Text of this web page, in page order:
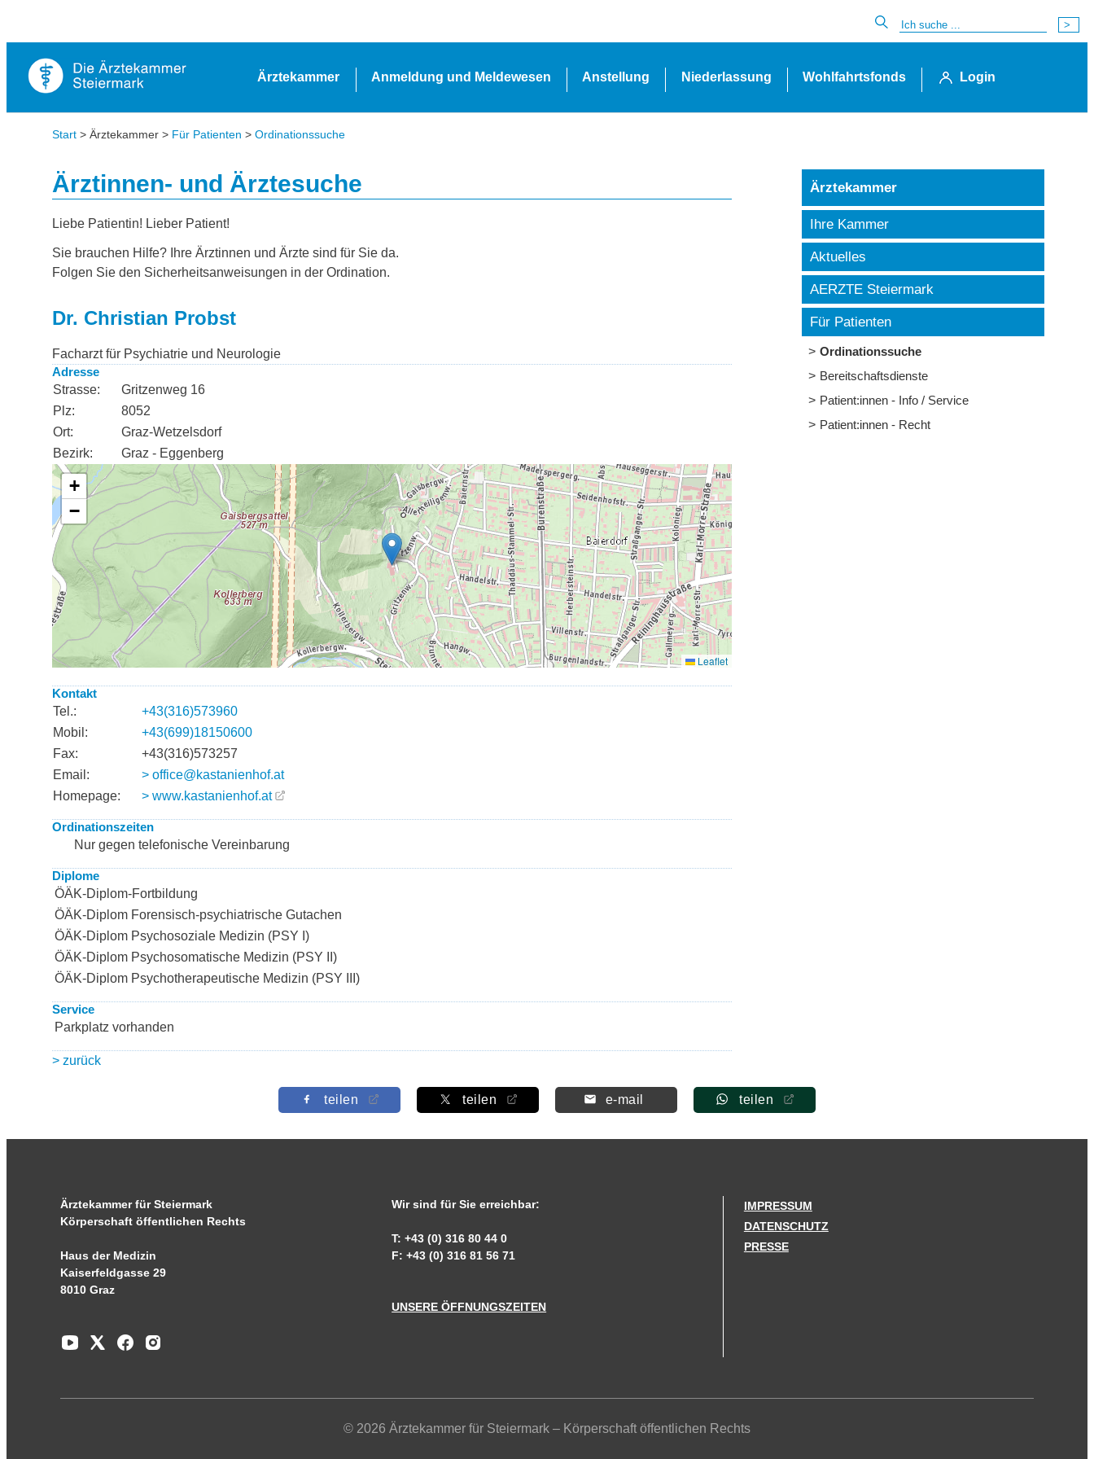
Ärztekammer Anmeldung und Meldewesen Anstellung Niederlassung Wohlfahrtsfonds Login
Start > Ärztekammer > Für Patienten > Ordinationssuche
Ärztinnen- und Ärztesuche
Liebe Patientin! Lieber Patient!
Sie brauchen Hilfe? Ihre Ärztinnen und Ärzte sind für Sie da.
Folgen Sie den Sicherheitsanweisungen in der Ordination.
Dr. Christian Probst
Facharzt für Psychiatrie und Neurologie
Adresse
Strasse:
Gritzenweg 16
Plz:
8052
Ort:
Graz-Wetzelsdorf
Bezirk:
Graz - Eggenberg
Kontakt
Tel.:
+43(316)573960
Mobil:
+43(699)18150600
Fax:
+43(316)573257
Email:
> office@kastanienhof.at
Homepage:
> www.kastanienhof.at
Ordinationszeiten
Nur gegen telefonische Vereinbarung
Diplome
ÖÄK-Diplom-Fortbildung
ÖÄK-Diplom Forensisch-psychiatrische Gutachen
ÖÄK-Diplom Psychosoziale Medizin (PSY I)
ÖÄK-Diplom Psychosomatische Medizin (PSY II)
ÖÄK-Diplom Psychotherapeutische Medizin (PSY III)
Service
Parkplatz vorhanden
> zurück
Ärztekammer
Ihre Kammer
Aktuelles
AERZTE Steiermark
Für Patienten
Ordinationssuche
Bereitschaftsdienste
Patient:innen - Info / Service
Patient:innen - Recht
teilen teilen e-mail teilen
Ärztekammer für Steiermark
Körperschaft öffentlichen Rechts
Haus der Medizin
Kaiserfeldgasse 29
8010 Graz
Wir sind für Sie erreichbar:
T: +43 (0) 316 80 44 0
F: +43 (0) 316 81 56 71
UNSERE ÖFFNUNGSZEITEN
IMPRESSUM
DATENSCHUTZ
PRESSE
© 2026 Ärztekammer für Steiermark – Körperschaft öffentlichen Rechts